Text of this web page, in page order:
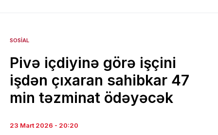
SOSIAL
Pivə içdiyinə görə işçini
işdən çıxaran sahibkar 47
min təzminat ödəyəcək
23 Mart 2026 - 20:20